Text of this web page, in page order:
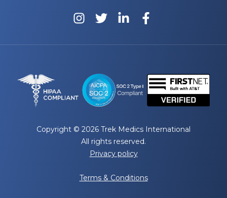
Copyright © 2026 Trek Medics International
All rights reserved.
Privacy policy
Terms & Conditions